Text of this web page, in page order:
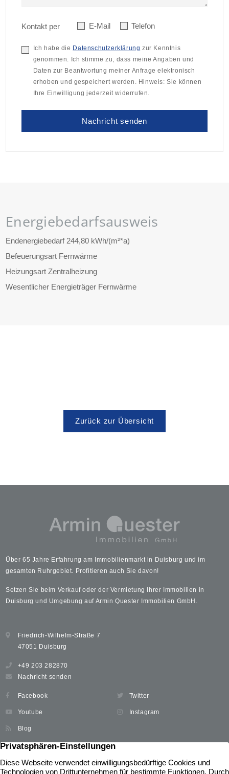
Kontakt per E-Mail Telefon
Ich habe die Datenschutzerklärung zur Kenntnis
genommen. Ich stimme zu, dass meine Angaben und
Daten zur Beantwortung meiner Anfrage elektronisch
erhoben und gespeichert werden. Hinweis: Sie können
Ihre Einwilligung jederzeit widerrufen.
Energiebedarfsausweis
Endenergiebedarf 244,80 kWh/(m²*a)
Befeuerungsart Fernwärme
Heizungsart Zentralheizung
Wesentlicher Energieträger Fernwärme
Zurück zur Übersicht
Über 65 Jahre Erfahrung am Immobilienmarkt in Duisburg und im
gesamten Ruhrgebiet. Profitieren auch Sie davon!
Setzen Sie beim Verkauf oder der Vermietung Ihrer Immobilien in
Duisburg und Umgebung auf Armin Quester Immobilien GmbH.
Friedrich-Wilhelm-Straße 7
47051 Duisburg
+49 203 282870
Nachricht senden
Facebook Twitter
Youtube Instagram
Blog
Immobilien Widerrufsbelehrung